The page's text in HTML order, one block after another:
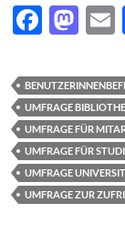
F
e
b
o
o
k
M
to
d
o
n
UMFRAGE
UMFRAGE FÜR
UMFRAGE FÜR
UMFRAGE
UMFRAGE ZUR